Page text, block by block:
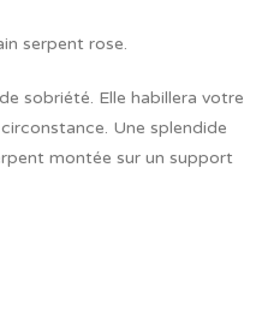
serpent rose.
sobriété. Elle habillera votre
Une splendide
montée sur un support